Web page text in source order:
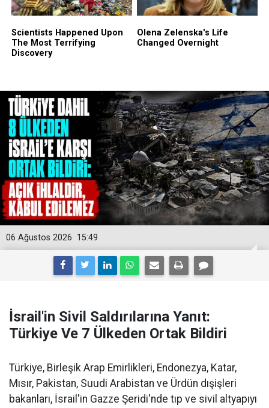
15:49
06 Ağustos 2026
İsrail'in Sivil Saldırılarına Yanıt:
Türkiye Ve 7 Ülkeden Ortak Bildiri
Türkiye, Birleşik Arap Emirlikleri, Endonezya, Katar,
Mısır, Pakistan, Suudi Arabistan ve Ürdün dışişleri
bakanları, İsrail'in Gazze Şeridi'nde tıp ve sivil altyapıyı